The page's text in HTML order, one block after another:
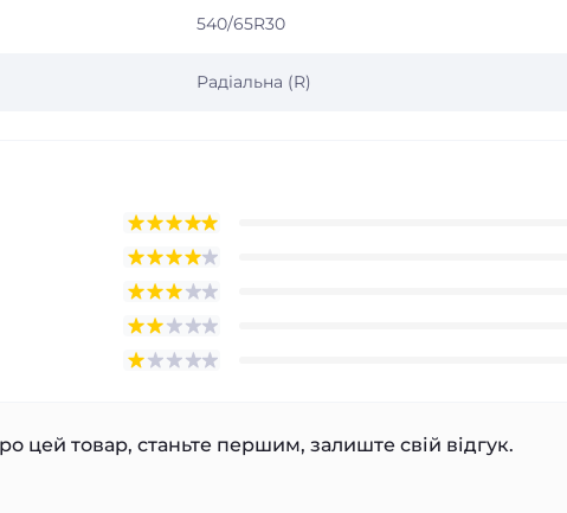
540/65R30
Радіальна (R)
цей товар, станьте першим, залиште свій відгук.